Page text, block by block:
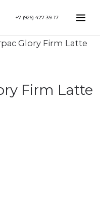
+7 (926) 427-39-17
Glory Firm Latte
Firm Latte